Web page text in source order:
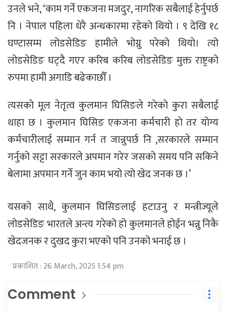
उनले भने, ‘काम गर्ने एकजना मजदुर, नागरिक सबैलाई हेर्नुपर्छ
नि । नेपाल पहिला धेरै अन्धकारमा रहेको थियो । ९ देखि १८
घण्टासम्म लोडसेडिङ हामीले भोग्नु परेको थियो। त्यो
लोडसेडिङ घट्दै गएर करिब करिब लोडसेडिङ मुक्त राष्ट्रको
रुपमा हामी अगाडि बढेकाछौँ ।
त्यसको मूल नेतृत्व कुलमान घिसिङले गरेको कुरा सबैलाई
थाहा छ । कुलमान घिसिङ एकजना कर्मचारी हो तर योग्य
कर्मचारीलाई सम्मान गर्न त जान्नुपर्छ नि ,सरकारले सम्मान
गर्नुको सट्टा सरकारले अपमान गरेर जसको समय पनि सकिने
बेलामा अपमान गर्ने जुन काम भयो त्यो खेद जनक छ ।’
यसको साथै, कुलमान घिसिङलाई हटाउनु र मन्त्रीज्यूले
लोडसेडिङ भारतले अन्त्य गरेको हो कुलमानले होईन भन्नु निकै
खेदजनक र दुखद कुरा भएको पनि उनको भनाई छ ।
प्रकाशित : 26 March, 2025 1:54 pm
Comment